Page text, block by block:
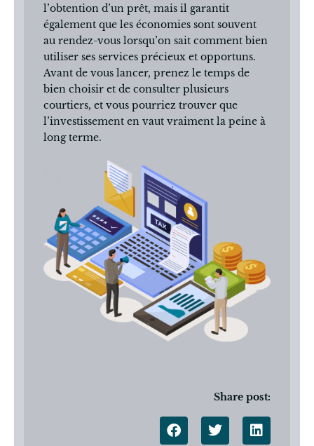
l’obtention d’un prêt, mais il garantit
également que les économies sont souvent
au rendez-vous lorsqu’on sait comment bien
utiliser ses services précieux et opportuns.
Avant de vous lancer, prenez le temps de
bien choisir et de consulter plusieurs
courtiers, et vous pourriez trouver que
l’investissement en vaut vraiment la peine à
long terme.
Share post: